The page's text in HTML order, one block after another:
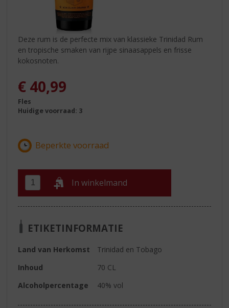
Deze rum is de perfecte mix van klassieke Trinidad Rum
en tropische smaken van rijpe sinaasappels en frisse
kokosnoten.
€ 40,99
Fles
Huidige voorraad: 3
In winkelmand
ETIKETINFORMATIE
Land van Herkomst
Trinidad en Tobago
Inhoud
70 CL
Alcoholpercentage
40% vol